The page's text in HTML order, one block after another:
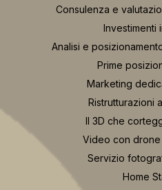
Consulenza e
Investimenti
Analisi e
Prime
Marketing
Ristrutturazioni
Il 3D che
Video con
Servizio
Home